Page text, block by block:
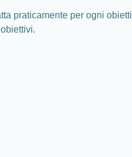
praticamente per ogni